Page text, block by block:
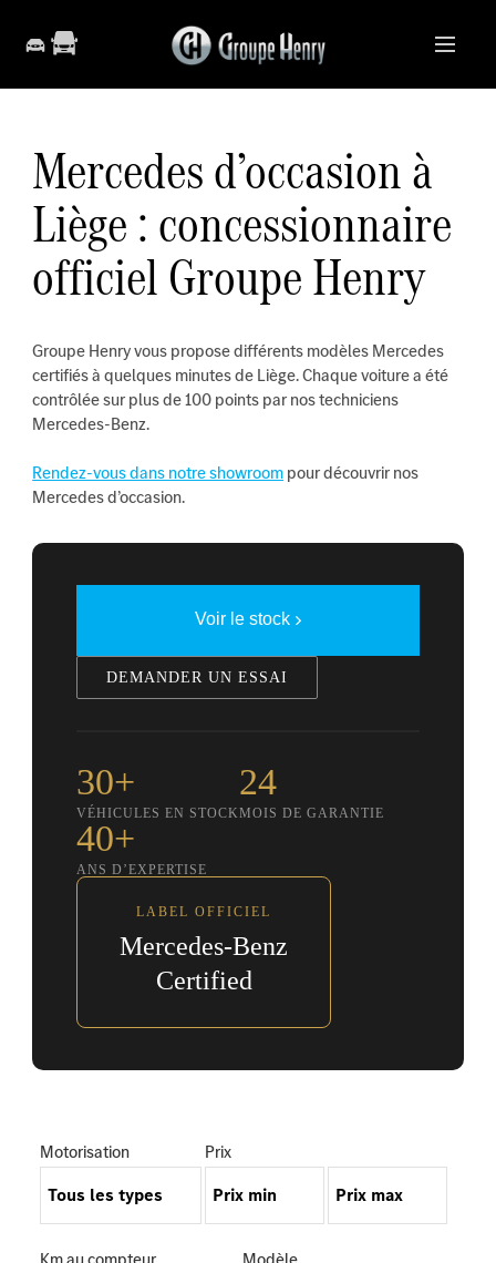
Mercedes d’occasion à
Liège : concessionnaire
officiel Groupe Henry
Groupe Henry vous propose différents modèles Mercedes
certifiés à quelques minutes de Liège. Chaque voiture a été
contrôlée sur plus de 100 points par nos techniciens
Mercedes-Benz.
Rendez-vous dans notre showroompour découvrir nos
Mercedes d’occasion.
Voir le stock
DEMANDER UN ESSAI
30+
VÉHICULES EN STOCK
24
MOIS DE GARANTIE
40+
ANS D’EXPERTISE
LABEL OFFICIEL
Mercedes-Benz
Certified
Motorisation Prix